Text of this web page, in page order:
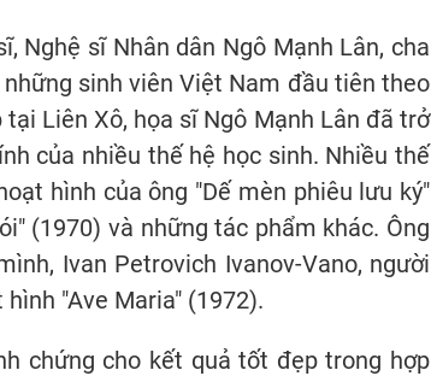
Nghệ sĩ Nhân dân Ngô Mạnh Lân, cha
sinh viên Việt Nam đầu tiên theo
Liên Xô, họa sĩ Ngô Mạnh Lân đã trở
của nhiều thế hệ học sinh. Nhiều thế
hình của ông "Dế mèn phiêu lưu ký"
(1970) và những tác phẩm khác. Ông
Ivan Petrovich Ivanov-Vano, người
"Ave Maria" (1972).
chứng cho kết quả tốt đẹp trong hợp